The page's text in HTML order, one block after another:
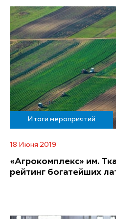
Итоги мероприятий
18 Июня 2019
«Агрокомплекс» им.
рейтинг богатейших